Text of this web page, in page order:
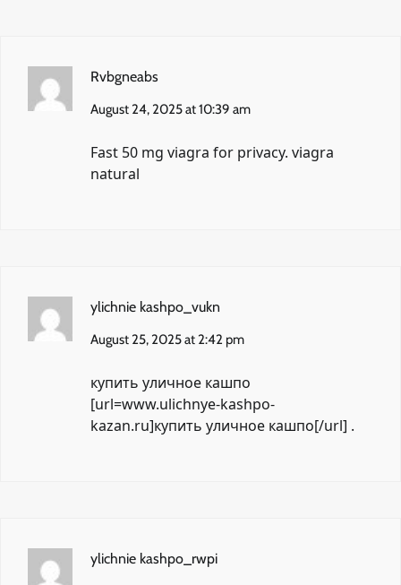
Rvbgneabs
August 24, 2025 at 10:39 am
Fast 50 mg viagra for privacy. viagra
natural
ylichnie kashpo_vukn
August 25, 2025 at 2:42 pm
купить уличное кашпо
[url=www.ulichnye-kashpo-
kazan.ru]купить уличное кашпо[/url] .
ylichnie kashpo_rwpi